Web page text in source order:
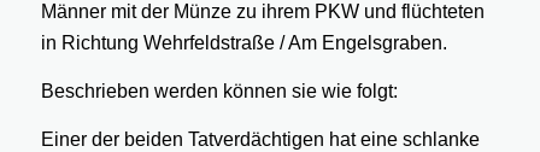
Männer mit der Münze zu ihrem PKW und flüchteten
in Richtung Wehrfeldstraße / Am Engelsgraben.
Beschrieben werden können sie wie folgt:
Einer der beiden Tatverdächtigen hat eine schlanke